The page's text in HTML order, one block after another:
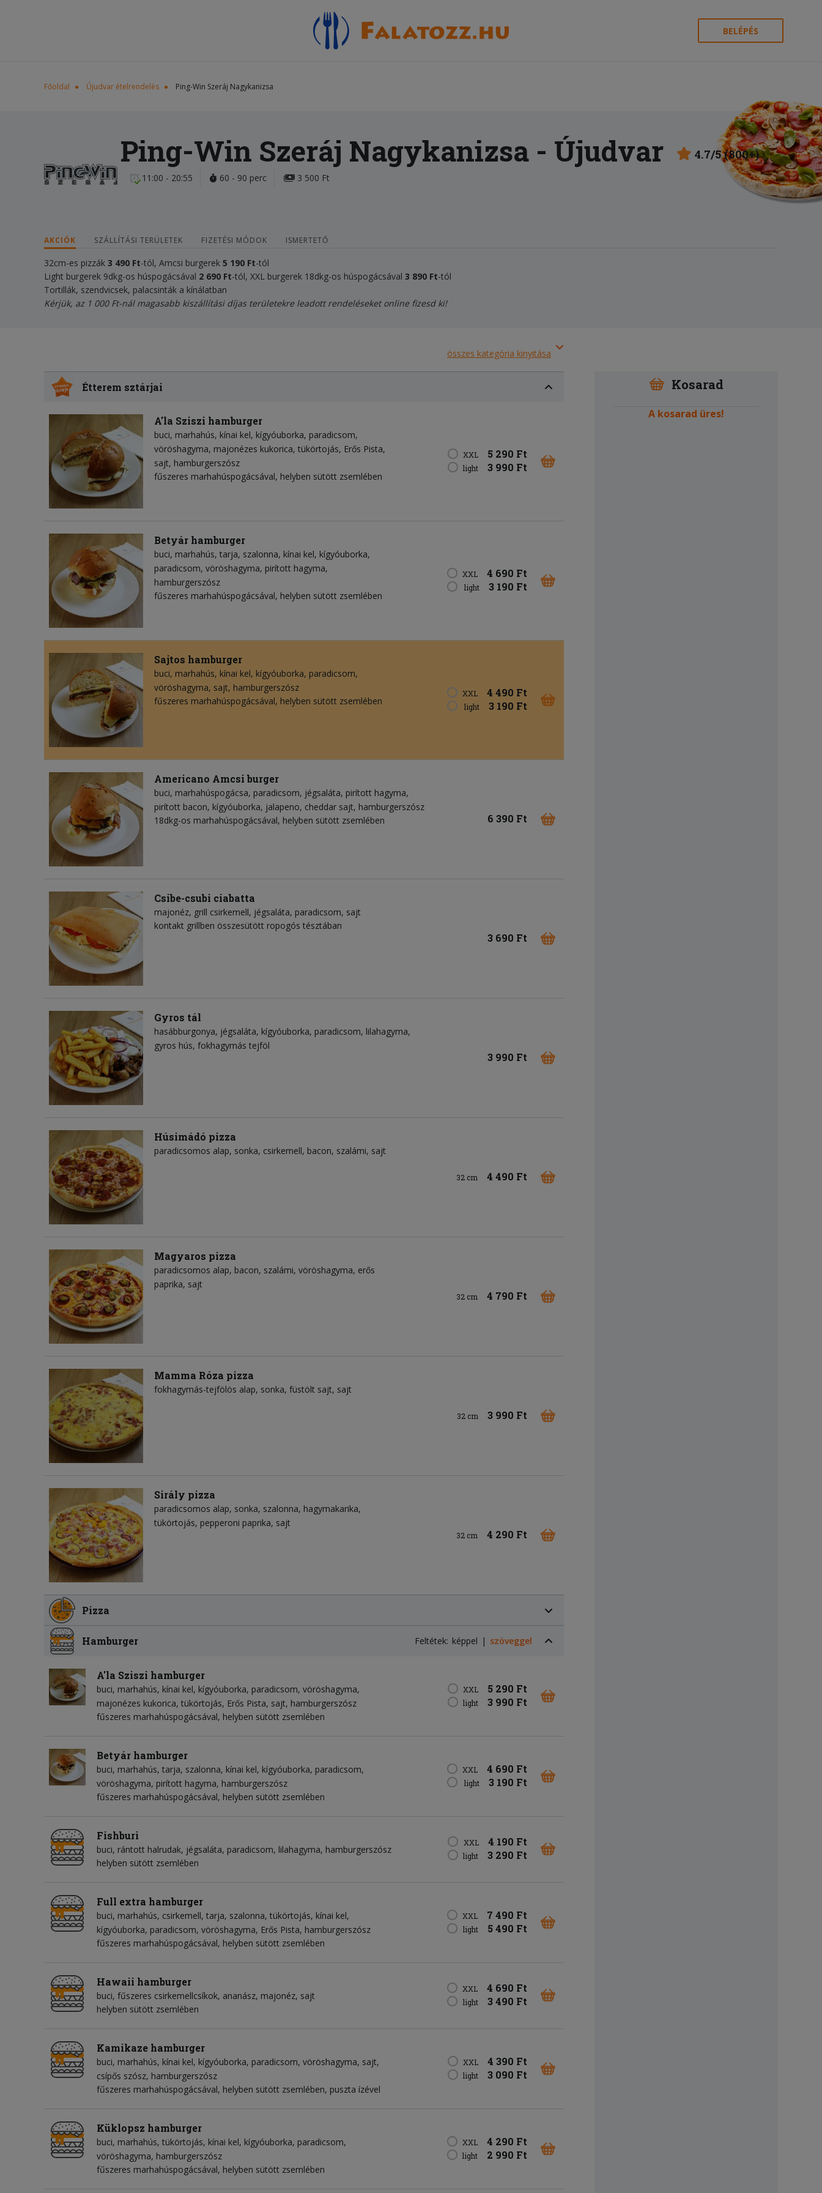
BELÉPÉS
Főoldal Újudvar ételrendelés Ping-Win Szeráj Nagykanizsa
Ping-Win Szeráj Nagykanizsa - Újudvar 4.7/5 (800+)
11:00 - 20:55 60 - 90 perc 3 500 Ft
AKCIÓK SZÁLLÍTÁSI TERÜLETEK FIZETÉSI MÓDOK ISMERTETŐ
32cm-es pizzák 3 490 Ft-tól, Amcsi burgerek 5 190 Ft-tól
Light burgerek 9dkg-os húspogácsával 2 690 Ft-tól, XXL burgerek 18dkg-os húspogácsával 3 890 Ft-tól
Tortillák, szendvicsek, palacsinták a kínálatban
Kérjük, az 1 000 Ft-nál magasabb kiszállítási díjas területekre leadott rendeléseket online fizesd ki!
összes kategória kinyitása
Étterem sztárjai
A'la Sziszi hamburger
buci marhahús kínai kel kígyóuborka paradicsom
vöröshagyma majonézes kukorica tükörtojás Erős Pista
sajt hamburgerszósz
fűszeres marhahúspogácsával, helyben sütött zsemlében
XXL 5 290 Ft
light 3 990 Ft
Betyár hamburger
buci marhahús tarja szalonna kínai kel kígyóuborka
paradicsom vöröshagyma pirított hagyma
hamburgerszósz
fűszeres marhahúspogácsával, helyben sütött zsemlében
XXL 4 690 Ft
light 3 190 Ft
Sajtos hamburger
buci marhahús kínai kel kígyóuborka paradicsom
vöröshagyma sajt hamburgerszósz
fűszeres marhahúspogácsával, helyben sütött zsemlében
XXL 4 490 Ft
light 3 190 Ft
Americano Amcsi burger
buci marhahúspogácsa paradicsom jégsaláta pirított hagyma
pirított bacon kígyóuborka jalapeno cheddar sajt hamburgerszósz
18dkg-os marhahúspogácsával, helyben sütött zsemlében
6 390 Ft
Csibe-csubi ciabatta
majonéz grill csirkemell jégsaláta paradicsom sajt
kontakt grillben összesütött ropogós tésztában
3 690 Ft
Gyros tál
hasábburgonya jégsaláta kígyóuborka paradicsom lilahagyma
gyros hús fokhagymás tejföl
3 990 Ft
Húsimádó pizza
paradicsomos alap sonka csirkemell bacon szalámi sajt
32 cm 4 490 Ft
Magyaros pizza
paradicsomos alap bacon szalámi vöröshagyma erős
paprika sajt
32 cm 4 790 Ft
Mamma Róza pizza
fokhagymás-tejfölös alap sonka füstölt sajt sajt
32 cm 3 990 Ft
Sirály pizza
paradicsomos alap sonka szalonna hagymakarika
tükörtojás pepperoni paprika sajt
32 cm 4 290 Ft
Pizza
Hamburger Feltétek: képpel szöveggel
A'la Sziszi hamburger
buci marhahús kínai kel kígyóuborka paradicsom vöröshagyma
majonézes kukorica tükörtojás Erős Pista sajt hamburgerszósz
fűszeres marhahúspogácsával, helyben sütött zsemlében
XXL 5 290 Ft
light 3 990 Ft
Betyár hamburger
buci marhahús tarja szalonna kínai kel kígyóuborka paradicsom
vöröshagyma pirított hagyma hamburgerszósz
fűszeres marhahúspogácsával, helyben sütött zsemlében
XXL 4 690 Ft
light 3 190 Ft
Fishburi
buci rántott halrudak jégsaláta paradicsom lilahagyma hamburgerszósz
helyben sütött zsemlében
XXL 4 190 Ft
light 3 290 Ft
Full extra hamburger
buci marhahús csirkemell tarja szalonna tükörtojás kínai kel
kígyóuborka paradicsom vöröshagyma Erős Pista hamburgerszósz
fűszeres marhahúspogácsával, helyben sütött zsemlében
XXL 7 490 Ft
light 5 490 Ft
Hawaii hamburger
buci fűszeres csirkemellcsíkok ananász majonéz sajt
helyben sütött zsemlében
XXL 4 690 Ft
light 3 490 Ft
Kamikaze hamburger
buci marhahús kínai kel kígyóuborka paradicsom vöröshagyma sajt
csípős szósz hamburgerszósz
fűszeres marhahúspogácsával, helyben sütött zsemlében, puszta ízével
XXL 4 390 Ft
light 3 090 Ft
Küklopsz hamburger
buci marhahús tükörtojás kínai kel kígyóuborka paradicsom
vöröshagyma hamburgerszósz
fűszeres marhahúspogácsával, helyben sütött zsemlében
XXL 4 290 Ft
light 2 990 Ft
Kosarad
A kosarad üres!